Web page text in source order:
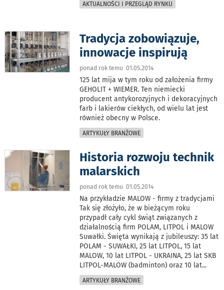
AKTUALNOŚCI I PRZEGLĄD RYNKU
Tradycja zobowiązuje,
innowacje inspirują
ponad rok temu 01.05.2014
125 lat mija w tym roku od założenia firmy
GEHOLIT + WIEMER. Ten niemiecki
producent antykorozyjnych i dekoracyjnych
farb i lakierów ciekłych, od wielu lat jest
również obecny w Polsce.
ARTYKUŁY BRANŻOWE
Historia rozwoju technik
malarskich
ponad rok temu 01.05.2014
Na przykładzie MALOW - firmy z tradycjami
Tak się złożyło, że w bieżącym roku
przypadł cały cykl świąt związanych z
działalnością firm POLAM, LITPOL i MALOW
Suwałki. Święta wynikają z jubileuszy: 35 lat
POLAM - SUWAŁKI, 25 lat LITPOL, 15 lat
MALOW, 10 lat LITPOL - UKRAINA, 25 lat SKB
LITPOL-MALOW (badminton) oraz 10 lat...
ARTYKUŁY BRANŻOWE